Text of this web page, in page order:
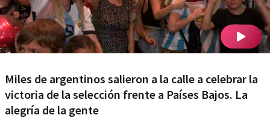
Miles de argentinos salieron a la calle a celebrar la
victoria de la selección frente a Países Bajos. La
alegría de la gente